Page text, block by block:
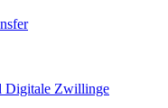
Digitale Zwillinge